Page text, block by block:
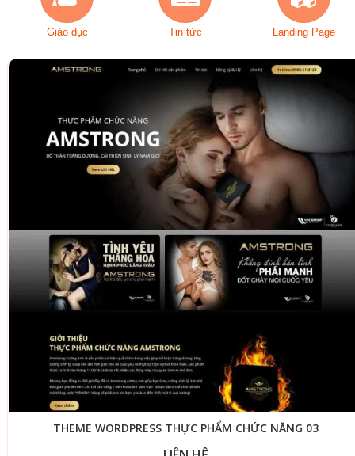
Giáo dục Tin tức Landing Page
THEME WORDPRESS THỰC PHẨM CHỨC NĂNG 03